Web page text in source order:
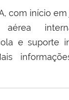
com início
e suporte